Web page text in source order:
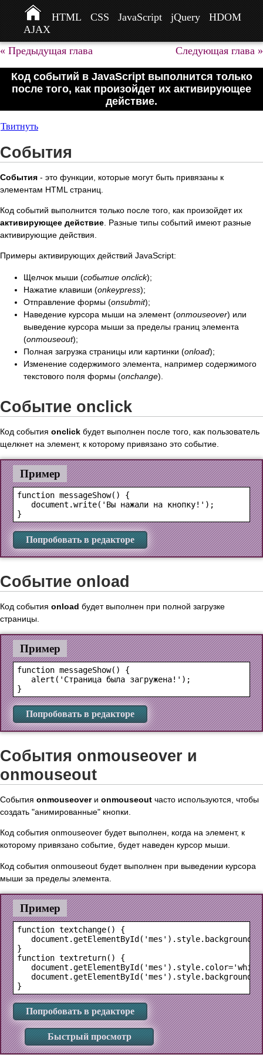
HTML CSS JavaScript jQuery
HDOM
AJAX
« Предыдущая глава
Следующая глава »
Код событий в JavaScript выполнится только
после того, как произойдет их активирующее
действие.
Твитнуть
События
События - это функции, которые могут быть привязаны к
элементам HTML страниц.
Код событий выполнится только после того, как произойдет их
активирующее действие . Разные типы событий имеют разные
активирующие действия.
Примеры активирующих действий JavaScript:
Щелчок мыши (событие onclick);
Нажатие клавиши (onkeypress);
Отправление формы (onsubmit);
Наведение курсора мыши на элемент (onmouseover) или
выведение курсора мыши за пределы границ элемента
(onmouseout);
Полная загрузка страницы или картинки (onload);
Изменение содержимого элемента, например содержимого
текстового поля формы (onchange).
Событие onсlick
Код события onclick будет выполнен после того, как пользователь
щелкнет на элемент, к которому привязано это событие.
Пример
function messageShow() {
   document.write('Вы нажали на кнопку!');
Попробовать в редакторе
Событие onload
Код события onload будет выполнен при полной загрузке
страницы.
Пример
function messageShow() {
   alert('Страница была загружена!');
Попробовать в редакторе
События onmouseover и
onmouseout
События onmouseoverи onmouseout часто используются, чтобы
создать "анимированные" кнопки.
Код события onmouseover будет выполнен, когда на элемент, к
которому привязано событие, будет наведен курсор мыши.
Код события onmouseout будет выполнен при выведении курсора
мыши за пределы элемента.
Пример
function textchange() {
}
function textreturn() {
Попробовать в редакторе
Быстрый просмотр